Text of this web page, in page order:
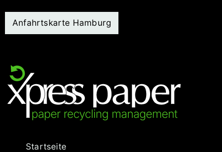
Anfahrtskarte Hamburg
Navigation
Startseite